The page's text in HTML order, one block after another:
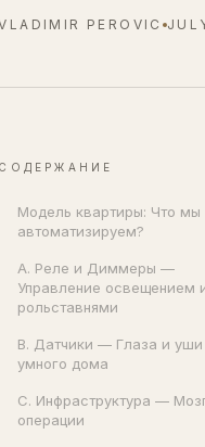
PEROVIC
СОДЕРЖАНИЕ
Модель квартиры: Что мы
автоматизируем?
A. Реле и Диммеры —
Управление освещением
рольставнями
B. Датчики — Глаза и уши
умного дома
C. Инфраструктура —
операции